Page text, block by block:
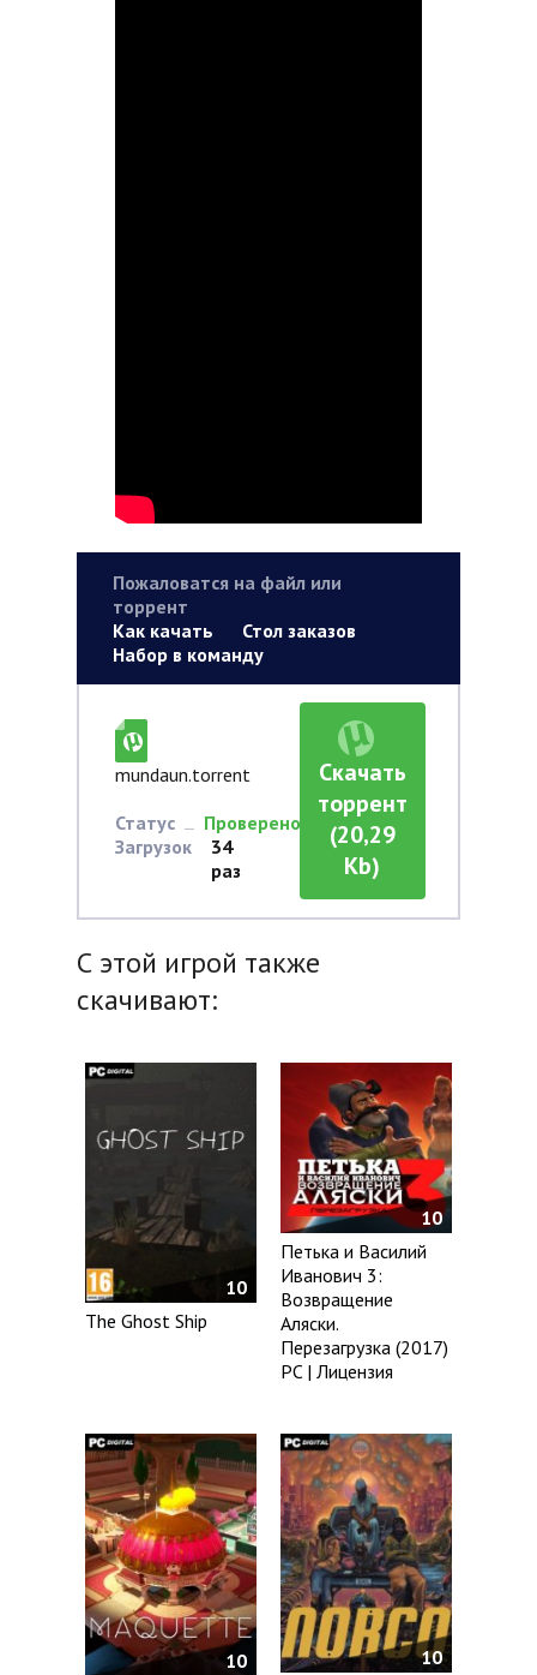
Пожаловатся на файл или
торрент
Как качать
Стол заказов
Набор в команду
mundaun.torrent
Статус
Проверено
Загрузок
34
раз
Скачать
торрент
(20,29
Kb)
С этой игрой также
скачивают:
10
The Ghost Ship
10
Петька и Василий
Иванович 3:
Возвращение
Аляски.
Перезагрузка (2017)
PC | Лицензия
10
10